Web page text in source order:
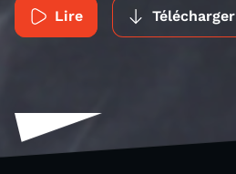
Lire Télécharger